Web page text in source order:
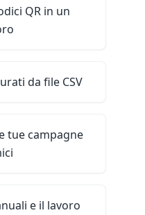
QR in un
da file CSV
tue campagne
e il lavoro